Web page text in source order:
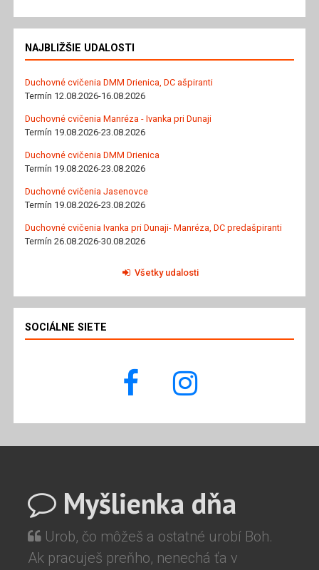
NAJBLIŽŠIE UDALOSTI
Duchovné cvičenia DMM Drienica, DC ašpiranti
Termín 12.08.2026-16.08.2026
Duchovné cvičenia Manréza - Ivanka pri Dunaji
Termín 19.08.2026-23.08.2026
Duchovné cvičenia DMM Drienica
Termín 19.08.2026-23.08.2026
Duchovné cvičenia Jasenovce
Termín 19.08.2026-23.08.2026
Duchovné cvičenia Ivanka pri Dunaji- Manréza, DC predašpiranti
Termín 26.08.2026-30.08.2026
Všetky udalosti
SOCIÁLNE SIETE
Myšlienka dňa
Urob, čo môžeš a ostatné urobí Boh.
Ak pracuješ preňho, nenechá ťa v